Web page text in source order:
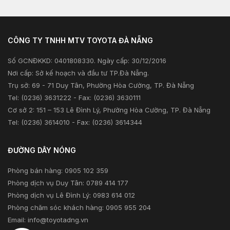
Xã hội
Thông tin khác
CÔNG TY TNHH MTV TOYOTA ĐÀ NẴNG
Số GCNĐKKD: 0401808330. Ngày cấp: 30/12/2016
Nơi cấp: Sở kế hoạch và đầu tư TP.Đà Nẵng.
Trụ sở: 69 - 71 Duy Tân, Phường Hòa Cường, TP. Đà Nẵng
Tel: (0236) 3631222 - Fax: (0236) 3630111
Cơ sở 2: 151 – 153 Lê Đình Lý, Phường Hòa Cường, TP. Đà Nẵng
Tel: (0236) 3614010 - Fax: (0236) 3614344
ĐƯỜNG DÂY NÓNG
Phòng bán hàng: 0905 102 359
Phòng dịch vụ Duy Tân: 0789 414 177
Phòng dịch vụ Lê Đình Lý: 0983 614 012
Phòng chăm sóc khách hàng: 0905 955 204
Email: info@toyotadng.vn